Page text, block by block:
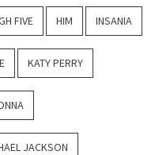
FIVE HIM INSANIA
KATY PERRY
JACKSON